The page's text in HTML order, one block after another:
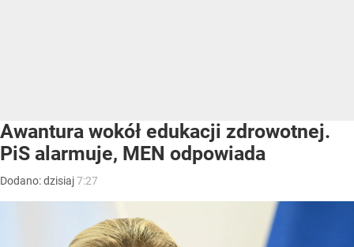
Awantura wokół edukacji zdrowotnej.
PiS alarmuje, MEN odpowiada
Dodano:dzisiaj7:27